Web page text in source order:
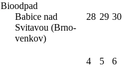
Bioodpad
Babice nad
Svitavou (Brno-
venkov)
28 29 30
4 5
6